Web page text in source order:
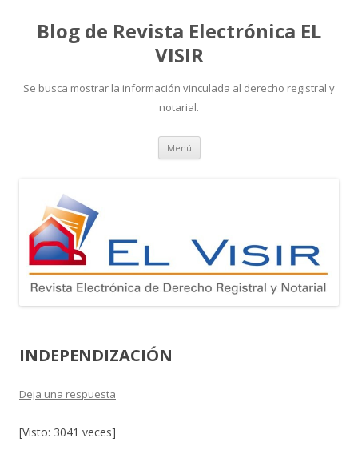
Blog de Revista Electrónica EL
VISIR
Se busca mostrar la información vinculada al derecho registral y
notarial.
Menú Ir
contenido
INDEPENDIZACIÓN
Deja una respuesta
[Visto: 3041 veces]